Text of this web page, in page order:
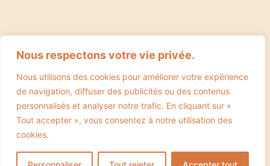
Nous respectons votre vie privée.
Nous utilisons des cookies pour améliorer votre expérience
de navigation, diffuser des publicités ou des contenus
personnalisés et analyser notre trafic. En cliquant sur «
Tout accepter », vous consentez à notre utilisation des
cookies.
Politique de confidentialité